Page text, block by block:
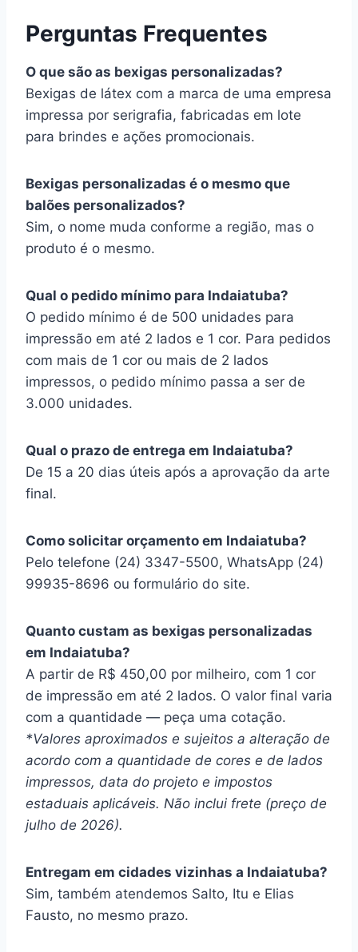
Perguntas Frequentes
O que são as bexigas personalizadas?
Bexigas de látex com a marca de uma empresa
impressa por serigrafia, fabricadas em lote
para brindes e ações promocionais.
Bexigas personalizadas é o mesmo que
balões personalizados?
Sim, o nome muda conforme a região, mas o
produto é o mesmo.
Qual o pedido mínimo para Indaiatuba?
O pedido mínimo é de 500 unidades para
impressão em até 2 lados e 1 cor. Para pedidos
com mais de 1 cor ou mais de 2 lados
impressos, o pedido mínimo passa a ser de
3.000 unidades.
Qual o prazo de entrega em Indaiatuba?
De 15 a 20 dias úteis após a aprovação da arte
final.
Como solicitar orçamento em Indaiatuba?
Pelo telefone (24) 3347-5500, WhatsApp (24)
99935-8696 ou formulário do site.
Quanto custam as bexigas personalizadas
em Indaiatuba?
A partir de R$ 450,00 por milheiro, com 1 cor
de impressão em até 2 lados. O valor final varia
com a quantidade — peça uma cotação.
*Valores aproximados e sujeitos a alteração de
acordo com a quantidade de cores e de lados
impressos, data do projeto e impostos
estaduais aplicáveis. Não inclui frete (preço de
julho de 2026).
Entregam em cidades vizinhas a Indaiatuba?
Sim, também atendemos Salto, Itu e Elias
Fausto, no mesmo prazo.